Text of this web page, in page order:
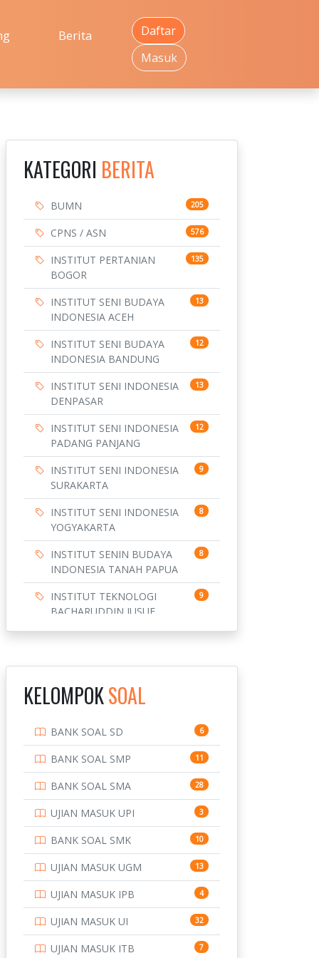
Berita
Daftar
Masuk
KATEGORI BERITA
BUMN 205
CPNS / ASN 576
INSTITUT PERTANIAN
BOGOR
135
INSTITUT SENI BUDAYA
INDONESIA ACEH
13
INSTITUT SENI BUDAYA
INDONESIA BANDUNG
12
INSTITUT SENI INDONESIA
DENPASAR
13
INSTITUT SENI INDONESIA
PADANG PANJANG
12
INSTITUT SENI INDONESIA
SURAKARTA
9
INSTITUT SENI INDONESIA
YOGYAKARTA
8
INSTITUT SENIN BUDAYA
INDONESIA TANAH PAPUA
8
INSTITUT TEKNOLOGI
BACHARUDDIN JUSUF
9
BANDUNG
INSTITUT TEKNOLOGI
INSTITUT TEKNOLOGI
SEPULUH NOVEMBER
10
INSTITUT TEKNOLOGI
SUMATERA
9
IPDN / STPDN 148
PENDIDIKAN 943
PERBANKAN 3
POLRI 169
POLTEK SSN 7
4
KELOMPOKSOAL
BANK SOAL SD 6
BANK SOAL SMP 11
BANK SOAL SMA 28
UJIAN MASUK UPI 3
BANK SOAL SMK 10
UJIAN MASUK UGM 13
UJIAN MASUK IPB 4
UJIAN MASUK UI 32
UJIAN MASUK ITB 7